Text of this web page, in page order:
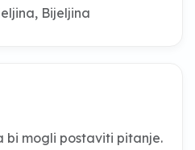
Bijeljina
bi mogli postaviti pitanje.